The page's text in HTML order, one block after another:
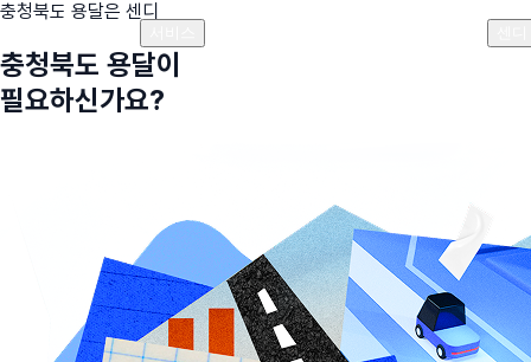
충청북도 용달은 센디
충청북도 용달이
필요하신가요?